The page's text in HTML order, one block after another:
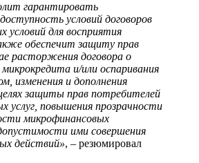
гарантировать
условий договоров
условий для восприятия
обеспечит защиту прав
расторжения договора о
и/или оспаривания
изменения и дополнения
защиты прав потребителей
услуг, повышения прозрачности
микрофинансовых
ими совершения
действий», – резюмировал